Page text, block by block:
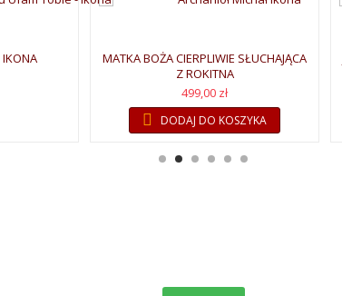
MATKA BOŻA CIERPLIWIE SŁUCHAJĄCA
Z ROKITNA
499,00 zł
DODAJ DO KOSZYKA